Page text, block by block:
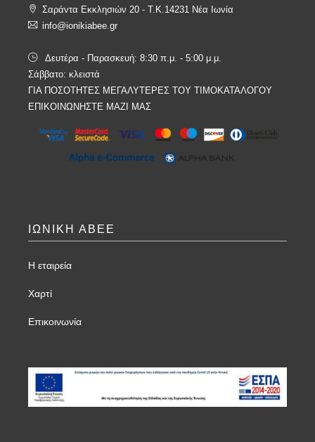
Σαράντα Εκκλησιών 20 - T.K.14231 Νέα Ιωνία
info@ionikiabee.gr
Δευτέρα - Παρασκευή: 8:30 π.μ. - 5:00 μ.μ.
Σάββατο: κλειστά
ΓΙΑ ΠΟΣΟΤΗΤΕΣ ΜΕΓΑΛΥΤΕΡΕΣ ΤΟΥ ΤΙΜΟΚΑΤΑΛΟΓΟΥ
ΕΠΙΚΟΙΝΩΝΗΣΤΕ ΜΑΖΙ ΜΑΣ
ΙΩΝΙΚΗ ΑΒΕΕ
Η εταιρεία
Χαρτί
Επικοινωνία